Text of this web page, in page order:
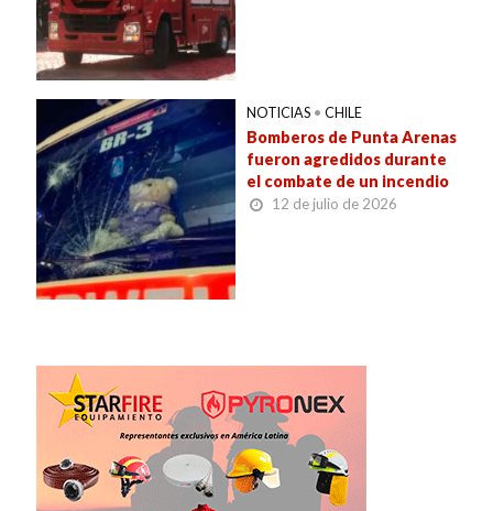
NOTICIAS • CHILE
Bomberos de Punta Arenas
fueron agredidos durante
el combate de un incendio
12 de julio de 2026